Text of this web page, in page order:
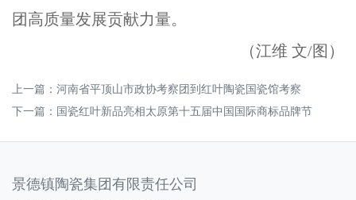
团高质量发展贡献力量。
（江维 文/图）
上一篇： 河南省平顶山市政协考察团到红叶陶瓷国瓷馆考察
下一篇： 国瓷红叶新品亮相太原第十五届中国国际商标品牌节
景德镇陶瓷集团有限责任公司